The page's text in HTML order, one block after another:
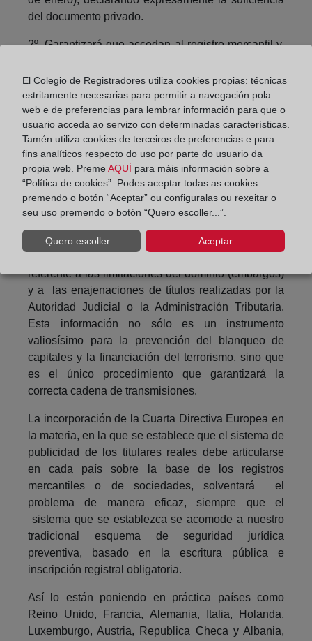
del documento privado.
2º.-Garantizará que accedan al registro mercantil y,
de títulos realizadas ante notarios extranjeros que,
con el régimen legal vigente escapan a cualquier
tipo de control. Es obvio que las organizaciones
delictivas y los particulares (generalmente bien
asesorados), que quieran ocultar la verdadera
titularidad de las participaciones sociales, elegirán
un notario extranjero para escriturar la transmisión
que, solamente mediante la inscripción obligatoria
dejará de ser opaca.
3º.- Por último, la inscripción en los registros
referente a las limitaciones del dominio (embargos)
y a las enajenaciones de títulos realizadas por la
Autoridad Judicial o la Administración Tributaria.
Esta información no sólo es un instrumento
valiosísimo para la prevención del blanqueo de
capitales y la financiación del terrorismo, sino que
es el único procedimiento que garantizará la
correcta cadena de transmisiones.
La incorporación de la Cuarta Directiva Europea en
la materia, en la que se establece que el sistema de
publicidad de los titulares reales debe articularse
en cada país sobre la base de los registros
mercantiles o de sociedades, solventará el
problema de manera eficaz, siempre que el
sistema que se establezca se acomode a nuestro
tradicional esquema de seguridad jurídica
preventiva, basado en la escritura pública e
inscripción registral obligatoria.
Así lo están poniendo en práctica países como
Reino Unido, Francia, Alemania, Italia, Holanda,
Luxemburgo, Austria, Republica Checa y Albania,
El Colegio de Registradores utiliza cookies propias: técnicas
estritamente necesarias para permitir a navegación pola
web e de preferencias para lembrar información para que o
usuario acceda ao servizo con determinadas características.
Tamén utiliza cookies de terceiros de preferencias e para
fins analíticos respecto do uso por parte do usuario da
propia web. Preme AQUÍ para máis información sobre a
“Política de cookies”. Podes aceptar todas as cookies
premendo o botón “Aceptar” ou configuralas ou rexeitar o
seu uso premendo o botón “Quero escoller...”.
Quero escoller... Aceptar